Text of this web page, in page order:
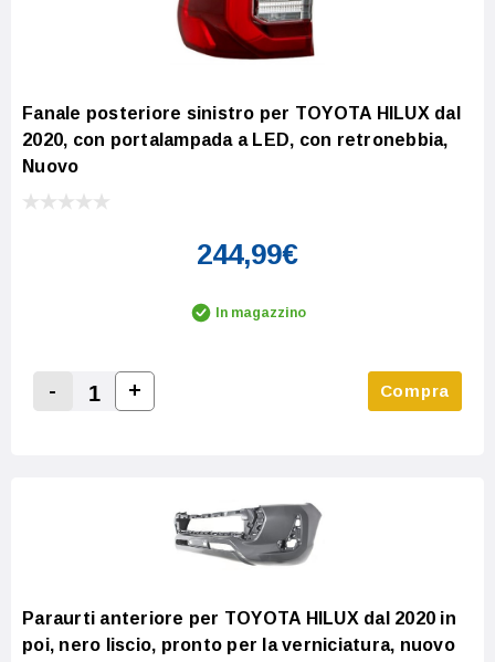
Fanale posteriore sinistro per TOYOTA HILUX dal
2020, con portalampada a LED, con retronebbia,
Nuovo
244,99€
In magazzino
Decrease Quantity:
-
Increase Quantity:
+ Compra
Paraurti anteriore per TOYOTA HILUX dal 2020 in
poi, nero liscio, pronto per la verniciatura, nuovo